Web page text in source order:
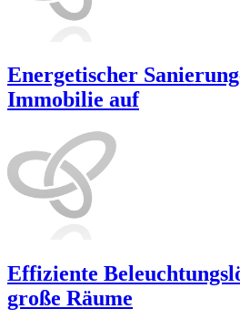
Energetischer
Immobilie auf
Effiziente
große Räume